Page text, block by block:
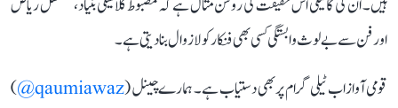
ہیں۔ ان کی گائیکی اس حقیقت کی روشن مثال ہے کہ مضبوط کلاسیکی بنیاد، مسلسل ریاض
اور فن سے بے لوث وابستگی کسی بھی فنکار کو لازوال بنا دیتی ہے۔
قومی آواز اب ٹیلی گرام پر بھی دستیاب ہے۔ ہمارے چینل (qaumiawaz@
)